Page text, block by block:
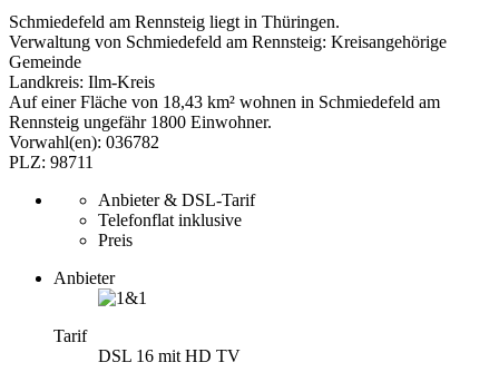
Schmiedefeld am Rennsteig liegt in Thüringen.
Verwaltung von Schmiedefeld am Rennsteig: Kreisangehörige
Gemeinde
Landkreis: Ilm-Kreis
Auf einer Fläche von 18,43 km² wohnen in Schmiedefeld am
Rennsteig ungefähr 1800 Einwohner.
Vorwahl(en): 036782
PLZ: 98711
Anbieter & DSL-Tarif
Telefonflat inklusive
Preis
Anbieter
Tarif
DSL 16 mit HD TV